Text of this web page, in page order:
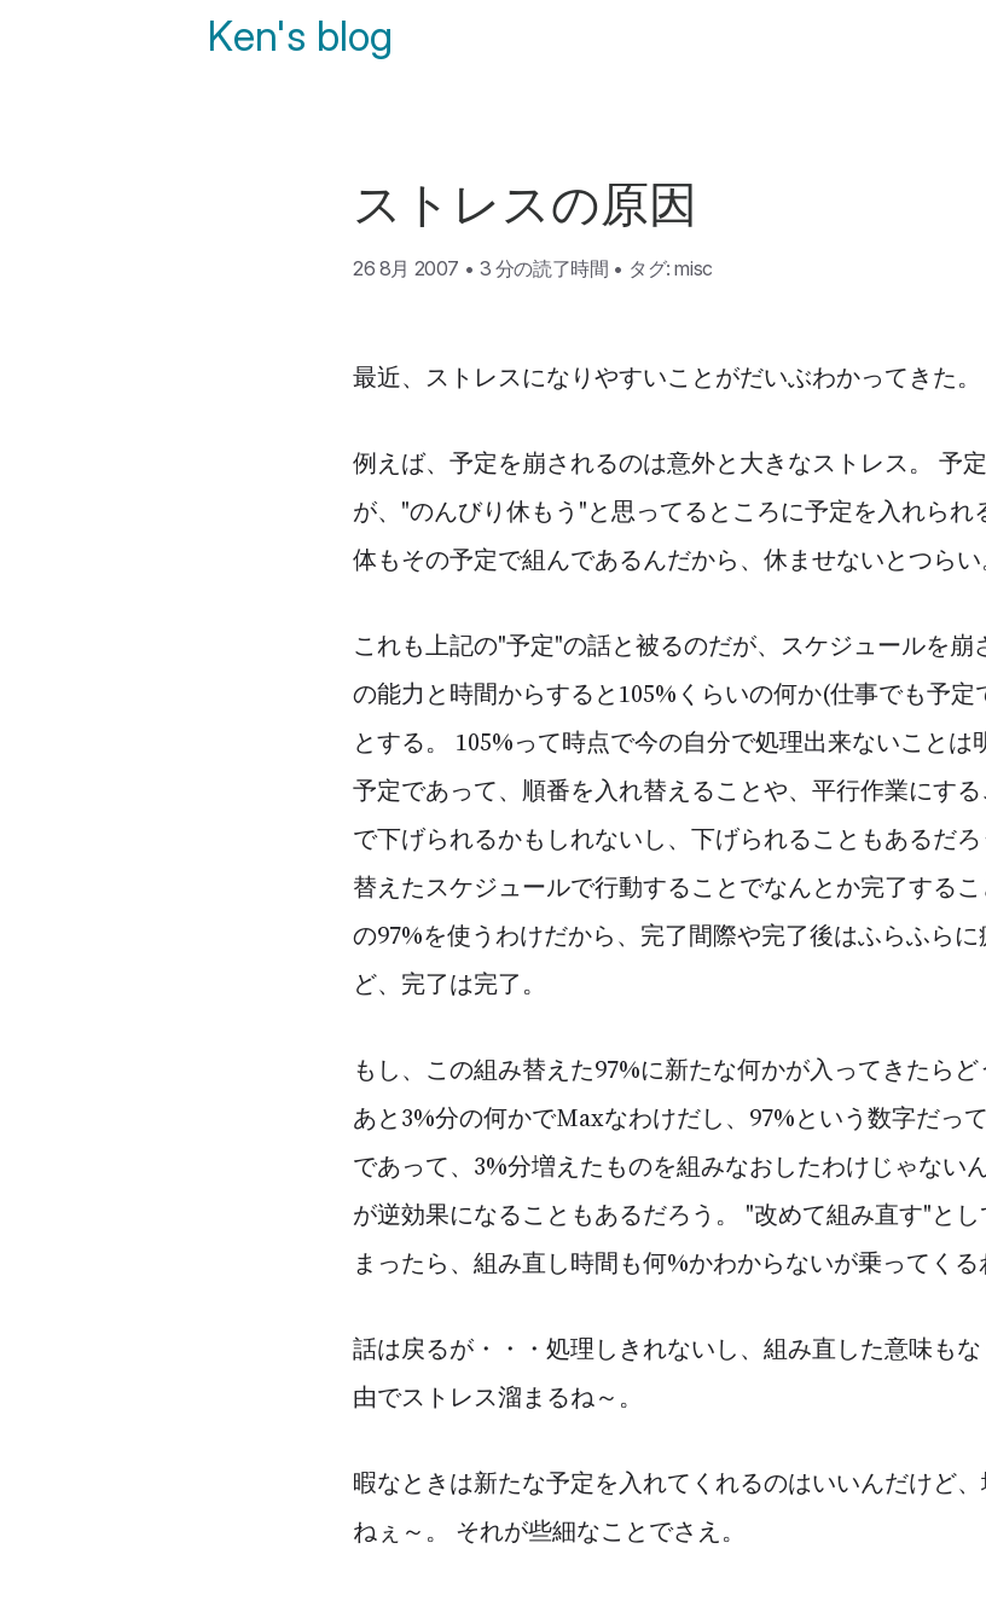
Ken's blog
ストレスの原因
26 8月 2007 • 3 分の読了時間 • タグ:misc
最近、ストレスになりやすいことがだいぶわかってきた。
例えば、予定を崩されるのは意外と大きなストレス。 予
が、"のんびり休もう"と思ってるところに予定を入れられ
体もその予定で組んであるんだから、休ませないとつらい
これも上記の"予定"の話と被るのだが、スケジュールを
の能力と時間からすると105%くらいの何か(仕事でも予
とする。 105%って時点で今の自分で処理出来ないこと
予定であって、順番を入れ替えることや、平行作業にす
で下げられるかもしれないし、下げられることもあるだ
替えたスケジュールで行動することでなんとか完了する
の97%を使うわけだから、完了間際や完了後はふらふら
ど、完了は完了。
もし、この組み替えた97%に新たな何かが入ってきたら
あと3%分の何かでMaxなわけだし、97%という数字だっ
であって、3%分増えたものを組みなおしたわけじゃない
が逆効果になることもあるだろう。 "改めて組み直す"と
まったら、組み直し時間も何%かわからないが乗ってくる
話は戻るが・・・処理しきれないし、組み直した意味も
由でストレス溜まるね～。
暇なときは新たな予定を入れてくれるのはいいんだけど
ねぇ～。 それが些細なことでさえ。